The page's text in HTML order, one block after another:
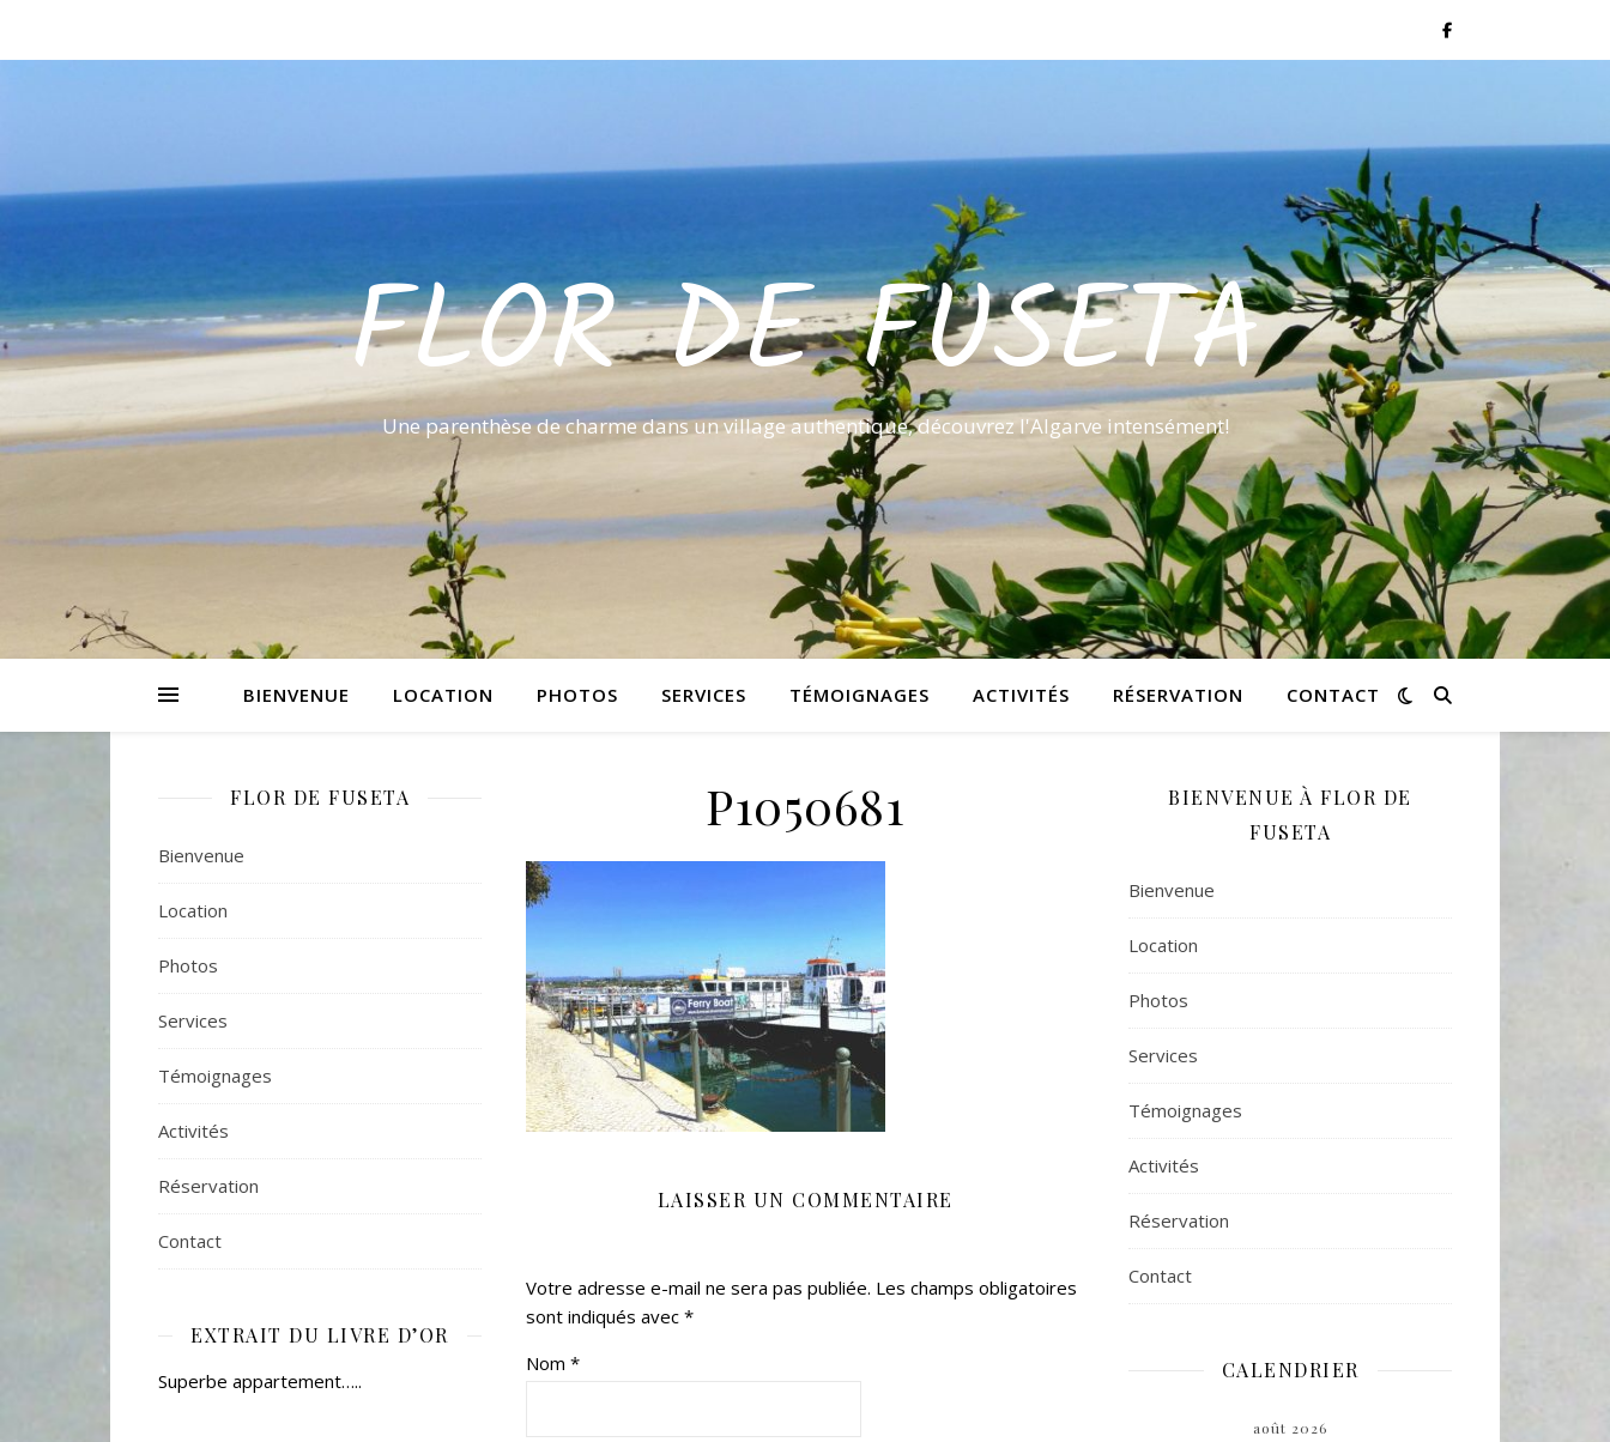
FLOR DE FUSETA
Une parenthèse de charme dans un village authentique, découvrez l'Algarve intensément!
BIENVENUE LOCATION PHOTOS SERVICES TÉMOIGNAGES ACTIVITÉS RÉSERVATION CONTACT
FLOR DE FUSETA
Bienvenue
Location
Photos
Services
Témoignages
Activités
Réservation
Contact
EXTRAIT DU LIVRE D’OR
Superbe appartement…..
P1050681
LAISSER UN COMMENTAIRE
Votre adresse e-mail ne sera pas publiée. Les champs obligatoires
sont indiqués avec *
Nom *
BIENVENUE À FLOR DE
FUSETA
Bienvenue
Location
Photos
Services
Témoignages
Activités
Réservation
Contact
CALENDRIER
août 2026